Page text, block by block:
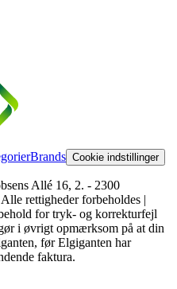
Brands Cookie indstillinger
Allé 16, 2. - 2300
rettigheder forbeholdes |
for tryk- og korrekturfejl
i øvrigt opmærksom på at din
før Elgiganten har
faktura.